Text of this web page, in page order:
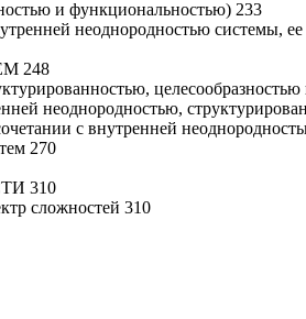
и функциональностью) 233
неоднородностью системы,
248
неоднородностью,
с внутренней
270
310
сложностей 310